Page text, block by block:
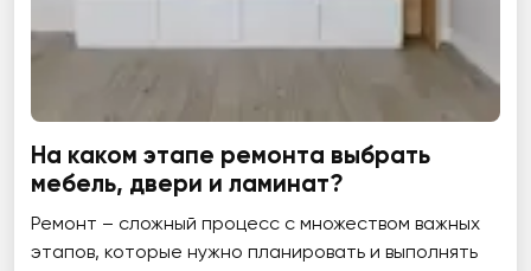
На каком этапе ремонта выбрать
мебель, двери и ламинат?
Ремонт – сложный процесс с множеством важных
этапов, которые нужно планировать и выполнять